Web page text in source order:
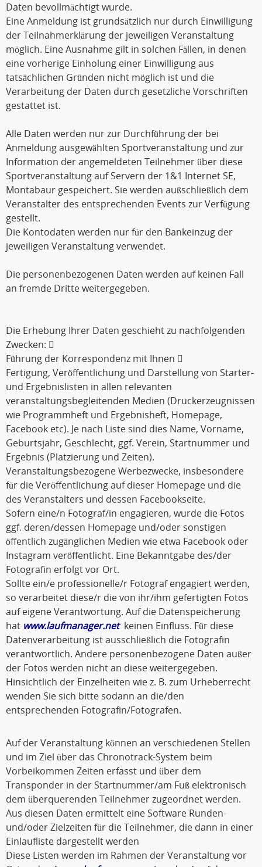
Daten bevollmächtigt wurde.
Eine Anmeldung ist grundsätzlich nur durch Einwilligung
der Teilnahmerklärung der jeweiligen Veranstaltung
möglich. Eine Ausnahme gilt in solchen Fällen, in denen
eine vorherige Einholung einer Einwilligung aus
tatsächlichen Gründen nicht möglich ist und die
Verarbeitung der Daten durch gesetzliche Vorschriften
gestattet ist.
Alle Daten werden nur zur Durchführung der bei
Anmeldung ausgewählten Sportveranstaltung und zur
Information der angemeldeten Teilnehmer über diese
Sportveranstaltung auf Servern der 1&1 Internet SE,
Montabaur gespeichert. Sie werden außschließlich dem
Veranstalter des entsprechenden Events zur Verfügung
gestellt.
Die Kontodaten werden nur für den Bankeinzug der
jeweiligen Veranstaltung verwendet.
Die personenbezogenen Daten werden auf keinen Fall
an fremde Dritte weitergegeben.
Die Erhebung Ihrer Daten geschieht zu nachfolgenden
Zwecken: 
Führung der Korrespondenz mit Ihnen 
Fertigung, Veröffentlichung und Darstellung von Starter-
und Ergebnislisten in allen relevanten
veranstaltungsbegleitenden Medien (Druckerzeugnissen
wie Programmheft und Ergebnisheft, Homepage,
Facebook etc). Je nach Liste sind dies Name, Vorname,
Geburtsjahr, Geschlecht, ggf. Verein, Startnummer und
Ergebnis (Platzierung und Zeiten).
Veranstaltungsbezogene Werbezwecke, insbesondere
für die Veröffentlichung auf dieser Homepage und die
des Veranstalters und dessen Facebookseite.
Sofern eine/n Fotograf/in engagieren, wurde die Fotos
ggf. deren/dessen Homepage und/oder sonstigen
öffentlich zugänglichen Medien wie etwa Facebook oder
Instagram veröffentlicht. Eine Bekanntgabe des/der
Fotografin erfolgt vor Ort.
Sollte ein/e professionelle/r Fotograf engagiert werden,
so verarbeitet diese/r die von ihr/ihm gefertigten Fotos
auf eigene Verantwortung. Auf die Datenspeicherung
hat www.laufmanager.netkeinen Einfluss. Für diese
Datenverarbeitung ist ausschließlich die Fotografin
verantwortlich. Andere personenbezogene Daten außer
der Fotos werden nicht an diese weitergegeben.
Hinsichtlich der Einzelheiten wie z. B. zum Urheberrecht
wenden Sie sich bitte sodann an die/den
entsprechenden Fotografin/Fotografen.
Auf der Veranstaltung können an verschiedenen Stellen
und im Ziel über das Chronotrack-System beim
Vorbeikommen Zeiten erfasst und über dem
Transponder in der Startnummer/am Fuß elektronisch
dem überquerenden Teilnehmer zugeordnet werden.
Aus diesen Daten ermittelt eine Software Runden-
und/oder Zielzeiten für die Teilnehmer, die dann in einer
Einlaufliste dargestellt werden
Diese Listen werden im Rahmen der Veranstaltung vor